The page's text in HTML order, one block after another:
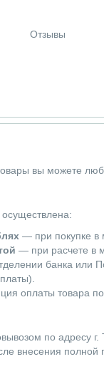
Отзывы
вы можете
— при покупке в
— при расчете в
банка или
оплаты товара
по адресу г.
внесения полной